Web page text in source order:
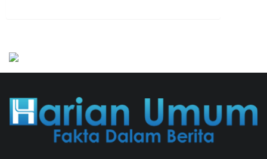
Berisi Rp 5.000, Moh Syifak Divonis 4
Bulan
31/07/2026 10:44 WIB || HUKUM